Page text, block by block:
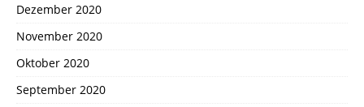
Dezember 2020
November 2020
Oktober 2020
September 2020